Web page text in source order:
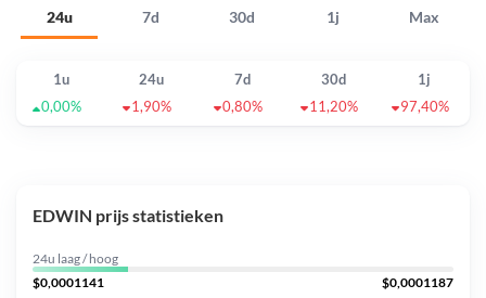
24u 7d 30d 1j Max
1u 24u 7d 30d
1j
0,00%
1,90% 0,80% 11,20% 97,40%
EDWIN prijs statistieken
24u laag / hoog
$0,0001141
$0,0001187